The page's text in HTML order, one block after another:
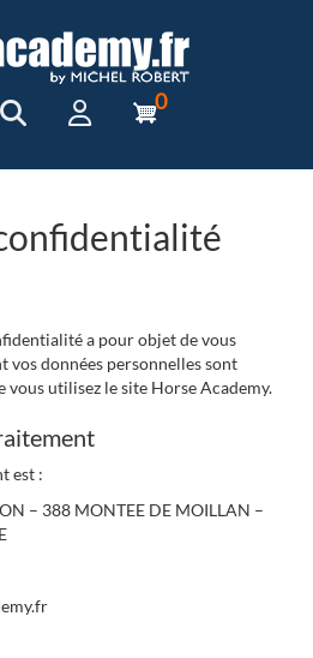
0
a pour objet de vous
données personnelles sont
utilisez le site Horse Academy.
est :
– 388 MONTEE DE MOILLAN –